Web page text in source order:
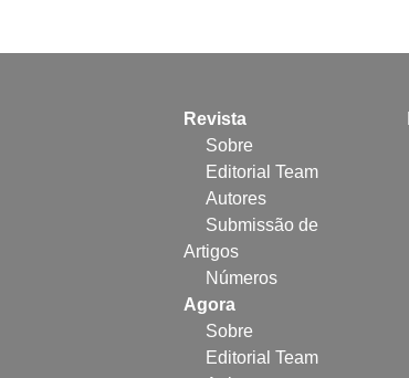
Revista
Sobre
Editorial Team
Autores
Submissão de
Artigos
Números
Agora
Sobre
Editorial Team